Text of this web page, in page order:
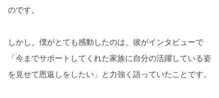
のです。
しかし、僕がとても感動したのは、彼がインタビューで
「今までサポートしてくれた家族に自分の活躍している姿
を見せて恩返しをしたい」と力強く語っていたことです。